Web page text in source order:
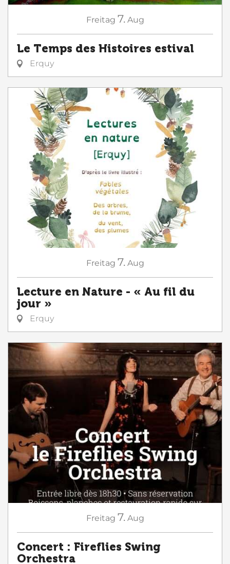
Freitag 7. Aug
Le Temps des Histoires estival
Erquy
Freitag 7. Aug
Lecture en Nature - « Au fil du
jour »
Erquy
Freitag 7. Aug
Concert : Fireflies Swing
Orchestra